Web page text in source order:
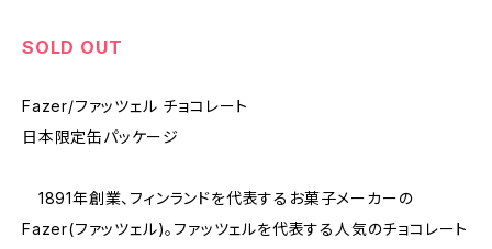
SOLD OUT
Fazer/ファッツェル チョコレート
日本限定缶パッケージ
1891年創業、フィンランドを代表するお菓子メーカーの
Fazer(ファッツェル)。ファッツェルを代表する人気のチョコレート